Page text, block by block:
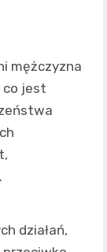
mężczyzna
co jest
działań,